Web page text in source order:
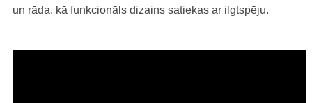
un rāda, kā funkcionāls dizains satiekas ar ilgtspēju.